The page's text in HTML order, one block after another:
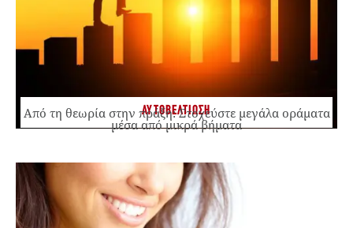
ΑΥΤΟΒΕΛΤΙΩΣΗ
Από τη θεωρία στην πράξη: Στοχεύστε μεγάλα οράματα
μέσα από μικρά βήματα